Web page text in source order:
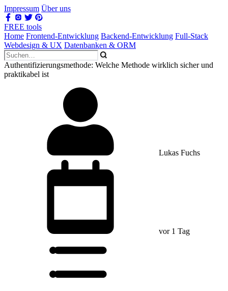
Impressum Über uns
FREE tools
Home Frontend-Entwicklung Backend-Entwicklung Full-Stack
Webdesign & UX Datenbanken & ORM
Authentifizierungsmethode: Welche Methode wirklich sicher und
praktikabel ist
Lukas Fuchs
vor 1 Tag